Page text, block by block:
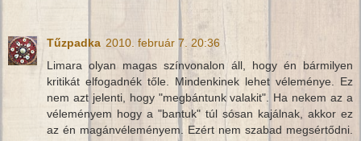
Tűzpadka 2010. február 7. 20:36
Limara olyan magas színvonalon áll, hogy én bármilyen
kritikát elfogadnék tőle. Mindenkinek lehet véleménye. Ez
nem azt jelenti, hogy "megbántunk valakit". Ha nekem az a
véleményem hogy a "bantuk" túl sósan kajálnak, akkor ez
az én magánvéleményem. Ezért nem szabad megsértődni.